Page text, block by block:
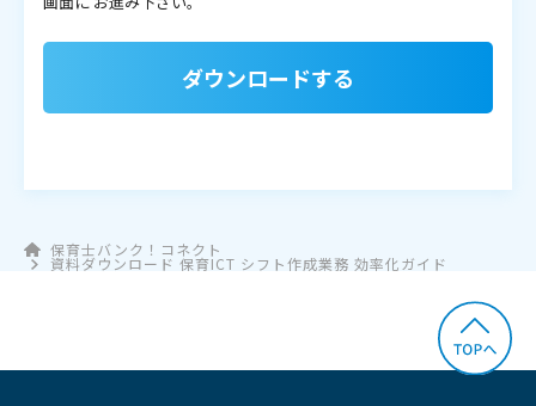
ダウンロードする
保育士バンク！コネクト
資料ダウンロード 保育ICT シフト作成業務 効率化ガイド